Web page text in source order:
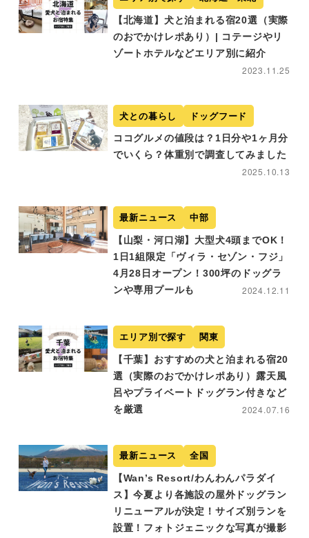
【北海道】犬と泊まれる宿20選（実際
のおでかけレポあり）| コテージやリ
ゾートホテルなどエリア別に紹介
2023.11.25
犬との暮らし ドッグフード
ココグルメの値段は？1日分や1ヶ月分
でいくら？体重別で調査してみました
2025.10.13
最新ニュース 中部
【山梨・河口湖】大型犬4頭までOK！
1日1組限定「ヴィラ・セゾン・フジ」
4月28日オープン！300坪のドッグラ
ンや専用プールも
2024.12.11
エリア別で探す 関東
【千葉】おすすめの犬と泊まれる宿20
選（実際のおでかけレポあり）露天風
呂やプライベートドッグラン付きなど
を厳選
2024.07.16
最新ニュース 全国
【Wan’s Resort/わんわんパラダイ
ス】今夏より各施設の屋外ドッグラン
リニューアルが決定！サイズ別ランを
設置！フォトジェニックな写真が撮影